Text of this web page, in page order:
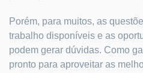
Porém, para muitos, as
trabalho disponíveis e as
podem gerar dúvidas. Como
pronto para aproveitar as